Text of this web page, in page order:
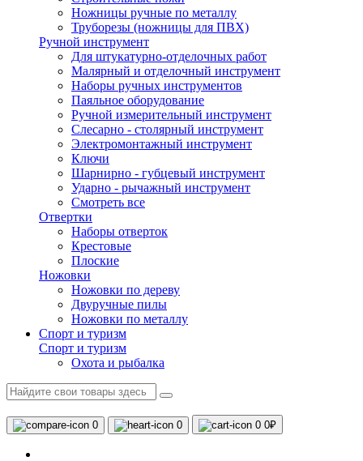
Ножницы ручные по металлу
Труборезы (ножницы для ПВХ)
Ручной инструмент
Для штукатурно-отделочных работ
Малярный и отделочный инструмент
Наборы ручных инструментов
Паяльное оборудование
Ручной измерительный инструмент
Слесарно - столярный инструмент
Электромонтажный инструмент
Ключи
Шарнирно - губцевый инструмент
Ударно - рычажный инструмент
Смотреть все
Отвертки
Наборы отверток
Крестовые
Плоские
Ножовки
Ножовки по дереву
Двуручные пилы
Ножовки по металлу
Спорт и туризм
Спорт и туризм
Охота и рыбалка
0 0 0 0₽